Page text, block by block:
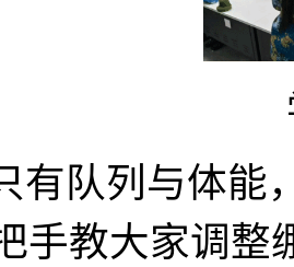
有队列与体能
手教大家调整